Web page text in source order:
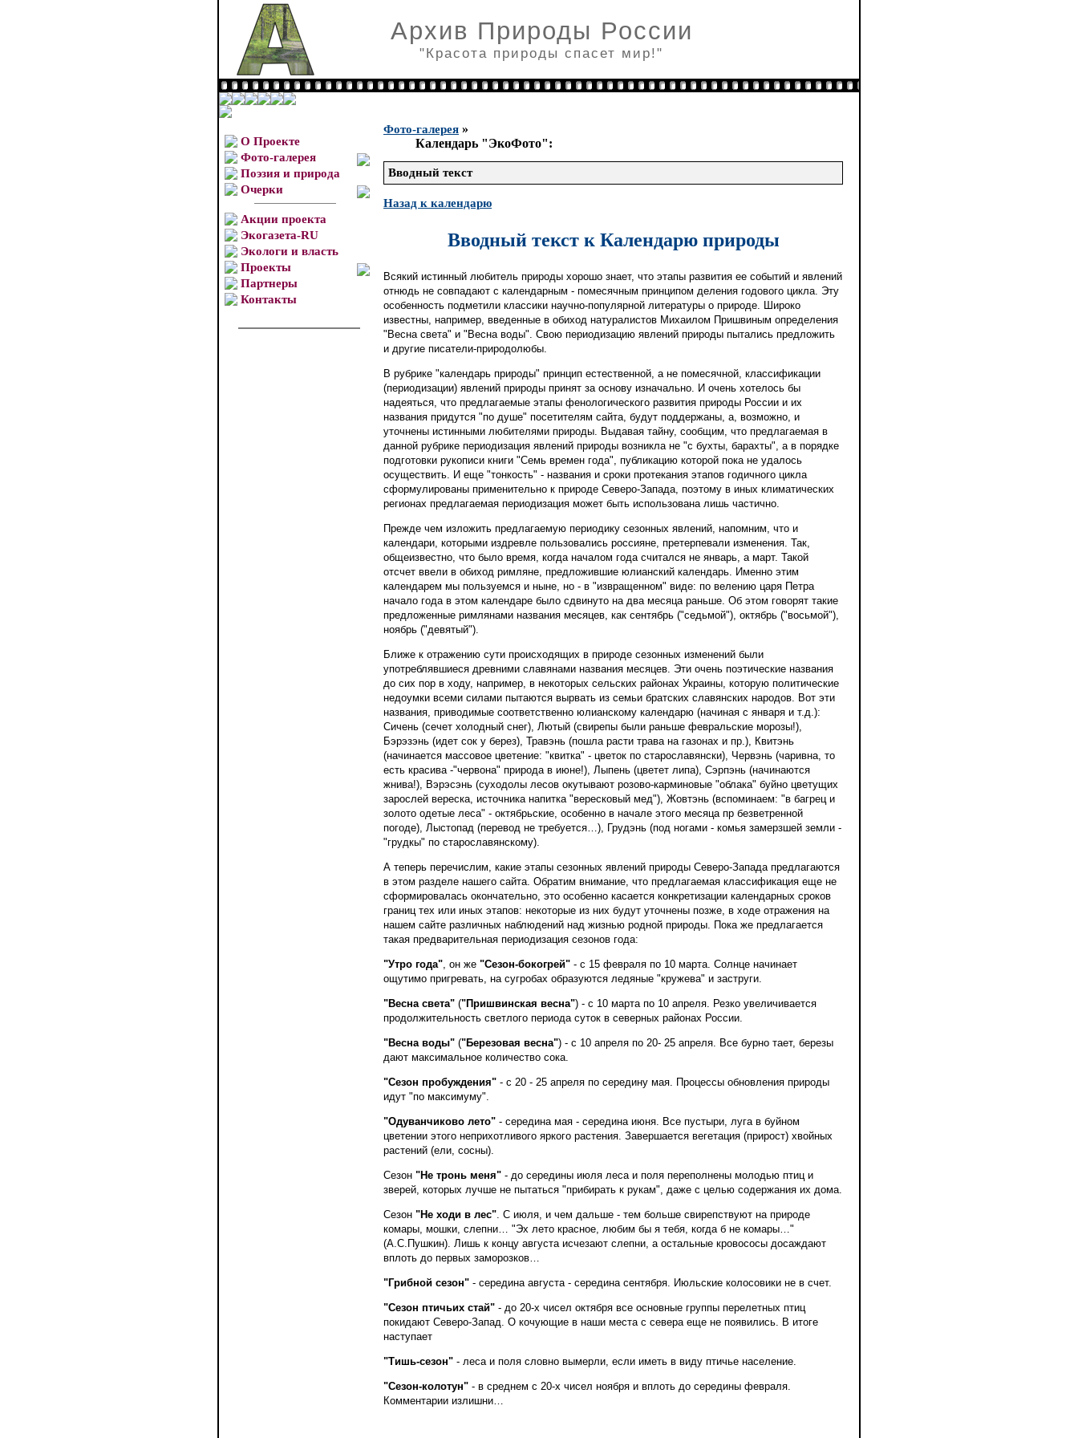
Архив Природы России
"Красота природы спасет мир!"
О Проекте
Фото-галерея
Поэзия и природа
Очерки
Акции проекта
Экогазета-RU
Экологи и власть
Проекты
Партнеры
Контакты
Фото-галерея »
Календарь "ЭкоФото":
Вводный текст
Назад к календарю
Вводный текст к Календарю природы
Всякий истинный любитель природы хорошо знает, что этапы развития ее событий и явлений
отнюдь не совпадают с календарным - помесячным принципом деления годового цикла. Эту
особенность подметили классики научно-популярной литературы о природе. Широко
известны, например, введенные в обиход натуралистов Михаилом Пришвиным определения
"Весна света" и "Весна воды". Свою периодизацию явлений природы пытались предложить
и другие писатели-природолюбы.
В рубрике "календарь природы" принцип естественной, а не помесячной, классификации
(периодизации) явлений природы принят за основу изначально. И очень хотелось бы
надеяться, что предлагаемые этапы фенологического развития природы России и их
названия придутся "по душе" посетителям сайта, будут поддержаны, а, возможно, и
уточнены истинными любителями природы. Выдавая тайну, сообщим, что предлагаемая в
данной рубрике периодизация явлений природы возникла не "с бухты, барахты", а в порядке
подготовки рукописи книги "Семь времен года", публикацию которой пока не удалось
осуществить. И еще "тонкость" - названия и сроки протекания этапов годичного цикла
сформулированы применительно к природе Северо-Запада, поэтому в иных климатических
регионах предлагаемая периодизация может быть использована лишь частично.
Прежде чем изложить предлагаемую периодику сезонных явлений, напомним, что и
календари, которыми издревле пользовались россияне, претерпевали изменения. Так,
общеизвестно, что было время, когда началом года считался не январь, а март. Такой
отсчет ввели в обиход римляне, предложившие юлианский календарь. Именно этим
календарем мы пользуемся и ныне, но - в "извращенном" виде: по велению царя Петра
начало года в этом календаре было сдвинуто на два месяца раньше. Об этом говорят такие
предложенные римлянами названия месяцев, как сентябрь ("седьмой"), октябрь ("восьмой"),
ноябрь ("девятый").
Ближе к отражению сути происходящих в природе сезонных изменений были
употреблявшиеся древними славянами названия месяцев. Эти очень поэтические названия
до сих пор в ходу, например, в некоторых сельских районах Украины, которую политические
недоумки всеми силами пытаются вырвать из семьи братских славянских народов. Вот эти
названия, приводимые соответственно юлианскому календарю (начиная с января и т.д.):
Сичень (сечет холодный снег), Лютый (свирепы были раньше февральские морозы!),
Бэрэзэнь (идет сок у берез), Травэнь (пошла расти трава на газонах и пр.), Квитэнь
(начинается массовое цветение: "квитка" - цветок по старославянски), Червэнь (чаривна, то
есть красива -"червона" природа в июне!), Лыпень (цветет липа), Сэрпэнь (начинаются
жнива!), Вэрэсэнь (суходолы лесов окутывают розово-карминовые "облака" буйно цветущих
зарослей вереска, источника напитка "вересковый мед"), Жовтэнь (вспоминаем: "в багрец и
золото одетые леса" - октябрьские, особенно в начале этого месяца пр безветренной
погоде), Лыстопад (перевод не требуется…), Грудэнь (под ногами - комья замерзшей земли -
"грудкы" по старославянскому).
А теперь перечислим, какие этапы сезонных явлений природы Северо-Запада предлагаются
в этом разделе нашего сайта. Обратим внимание, что предлагаемая классификация еще не
сформировалась окончательно, это особенно касается конкретизации календарных сроков
границ тех или иных этапов: некоторые из них будут уточнены позже, в ходе отражения на
нашем сайте различных наблюдений над жизнью родной природы. Пока же предлагается
такая предварительная периодизация сезонов года:
"Утро года" , он же "Сезон-бокогрей" - с 15 февраля по 10 марта. Солнце начинает
ощутимо пригревать, на сугробах образуются ледяные "кружева" и заструги.
"Весна света" ("Пришвинская весна") - с 10 марта по 10 апреля. Резко увеличивается
продолжительность светлого периода суток в северных районах России.
"Весна воды" ("Березовая весна") - с 10 апреля по 20- 25 апреля. Все бурно тает, березы
дают максимальное количество сока.
"Сезон пробуждения" - с 20 - 25 апреля по середину мая. Процессы обновления природы
идут "по максимуму".
"Одуванчиково лето" - середина мая - середина июня. Все пустыри, луга в буйном
цветении этого неприхотливого яркого растения. Завершается вегетация (прирост) хвойных
растений (ели, сосны).
Сезон "Не тронь меня" - до середины июля леса и поля переполнены молодью птиц и
зверей, которых лучше не пытаться "прибирать к рукам", даже с целью содержания их дома.
Сезон "Не ходи в лес" . С июля, и чем дальше - тем больше свирепствуют на природе
комары, мошки, слепни… "Эх лето красное, любим бы я тебя, когда б не комары…"
(А.С.Пушкин). Лишь к концу августа исчезают слепни, а остальные кровососы досаждают
вплоть до первых заморозков…
"Грибной сезон" - середина августа - середина сентября. Июльские колосовики не в счет.
"Сезон птичьих стай" - до 20-х чисел октября все основные группы перелетных птиц
покидают Северо-Запад. О кочующие в наши места с севера еще не появились. В итоге
наступает
"Тишь-сезон" - леса и поля словно вымерли, если иметь в виду птичье население.
"Сезон-колотун" - в среднем с 20-х чисел ноября и вплоть до середины февраля.
Комментарии излишни…